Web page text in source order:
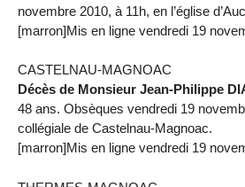
novembre 2010, à 11h, en l’église
[marron]Mis en ligne vendredi 19
CASTELNAU-MAGNOAC
Décès de Monsieur Jean-Philippe
48 ans. Obsèques vendredi 19
collégiale de Castelnau-Magnoac.
[marron]Mis en ligne vendredi 19